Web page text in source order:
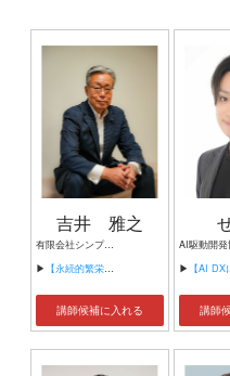
吉井 雅之
有限会社シンプルタスク 代表取締役 習慣形成コンサルタント
▶ 【永続的繁栄の組織づくり】
講師候補に入れる
▶ 【AI DXに
講師